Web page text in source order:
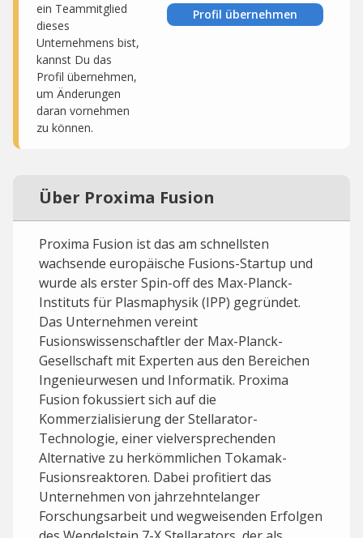
ein Teammitglied
dieses
Unternehmens bist,
kannst Du das
Profil übernehmen,
um Änderungen
daran vornehmen
zu können.
Profil übernehmen
Über Proxima Fusion
Proxima Fusion ist das am schnellsten
wachsende europäische Fusions-Startup und
wurde als erster Spin-off des Max-Planck-
Instituts für Plasmaphysik (IPP) gegründet.
Das Unternehmen vereint
Fusionswissenschaftler der Max-Planck-
Gesellschaft mit Experten aus den Bereichen
Ingenieurwesen und Informatik. Proxima
Fusion fokussiert sich auf die
Kommerzialisierung der Stellarator-
Technologie, einer vielversprechenden
Alternative zu herkömmlichen Tokamak-
Fusionsreaktoren. Dabei profitiert das
Unternehmen von jahrzehntelanger
Forschungsarbeit und wegweisenden Erfolgen